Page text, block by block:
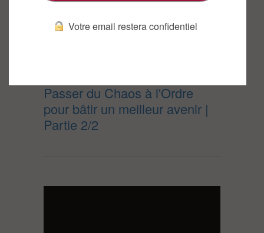
Passer du Chaos à l'Ordre
pour bâtir un meilleur avenir |
Partie 2/2
Votre email restera confidentiel